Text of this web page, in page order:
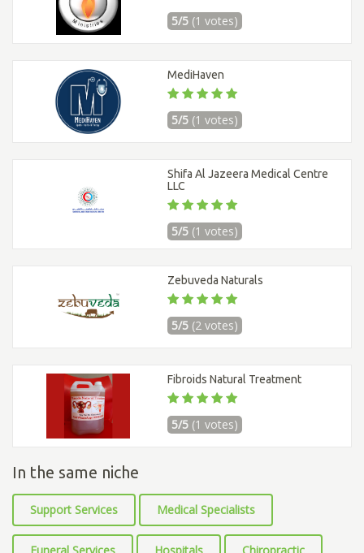
5/5 (1 votes)
MediHaven
5/5 (1 votes)
Shifa Al Jazeera Medical Centre
LLC
5/5 (1 votes)
Zebuveda Naturals
5/5 (2 votes)
Fibroids Natural Treatment
5/5 (1 votes)
In the same niche
Support Services Medical Specialists